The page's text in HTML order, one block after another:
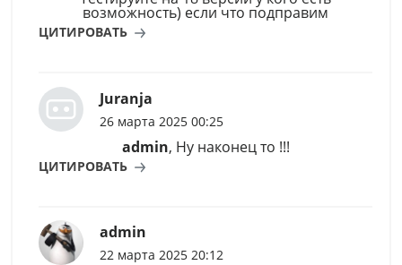
возможность) если что подправим
ЦИТИРОВАТЬ
Juranja
26 марта 2025 00:25
admin, Ну наконец то !!!
ЦИТИРОВАТЬ
admin
22 марта 2025 20:12